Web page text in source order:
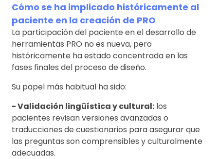
Cómo se ha implicado históricamente al
paciente en la creación de PRO
La participación del paciente en el desarrollo de
herramientas PRO no es nueva, pero
históricamente ha estado concentrada en las
fases finales del proceso de diseño.
Su papel más habitual ha sido:
- Validación lingüística y cultural: los
pacientes revisan versiones avanzadas o
traducciones de cuestionarios para asegurar que
las preguntas son comprensibles y culturalmente
adecuadas.